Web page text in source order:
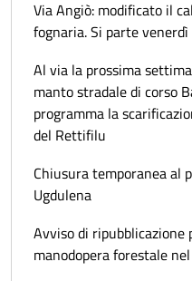
Via Angiò: modificato il
fognaria. Si parte
Al via la prossima
manto stradale di corso
programma la
del Rettifilu
Chiusura temporanea al
Ugdulena
Avviso di
manodopera forestale